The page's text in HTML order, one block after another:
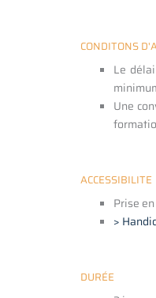
CONDITONS
Le
Une
ACCESSIBILITE
Prise
>
DURÉE